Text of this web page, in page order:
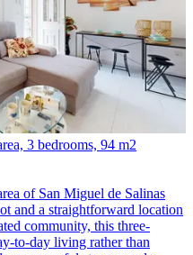
3 bedrooms, 94 m2
of San Miguel de Salinas
and a straightforward location
community, this three-
to-day living rather than